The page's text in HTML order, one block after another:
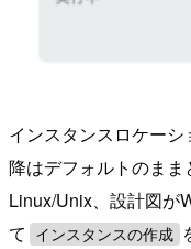
インスタンスロケー
降はデフォルトのま
Linux/Unix、設計図が
て
インスタンスの作成